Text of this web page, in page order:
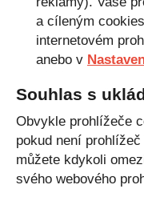
a cíleným
internetovém
anebo v
Souhlas s
Obvykle prohlížeče
pokud není
můžete kdykoli
svého webového